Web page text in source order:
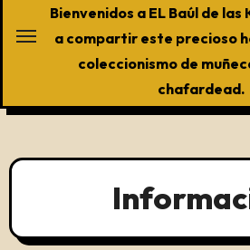
Bienvenidos a EL Baúl de las
a compartir este precioso
coleccionismo de
chafardead.